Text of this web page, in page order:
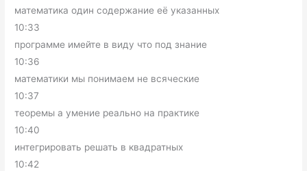
математика один содержание её указанных
10:33
программе имейте в виду что под знание
10:36
математики мы понимаем не всяческие
10:37
теоремы а умение реально на практике
10:40
интегрировать решать в квадратных
10:42